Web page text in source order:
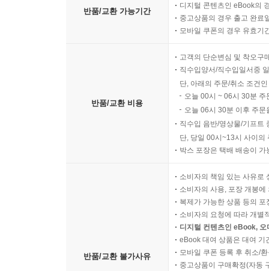
반품/교환 가능기간
디지털 콘텐츠인 eBook의
중고상품의 경우 출고 완료
모바일 쿠폰의 경우 유효기
반품/교환 비용
고객의 단순변심 및 착오구
직수입양서/직수입일서중
단, 아래의 주문/취소 조건
오늘 00시 ~ 06시 30분
오늘 06시 30분 이후 주
직수입 음반/영상물/기프트
단, 당일 00시~13시 사이의
박스 포장은 택배 배송이
반품/교환 불가사유
소비자의 책임 있는 사유로
소비자의 사용, 포장 개봉
복제가 가능한 상품 등의
소비자의 요청에 따라 개별
디지털 컨텐츠인 eBook,
eBook 대여 상품은 대여 기
모바일 쿠폰 등록 후 취소/
중고상품이 구매확정(자동